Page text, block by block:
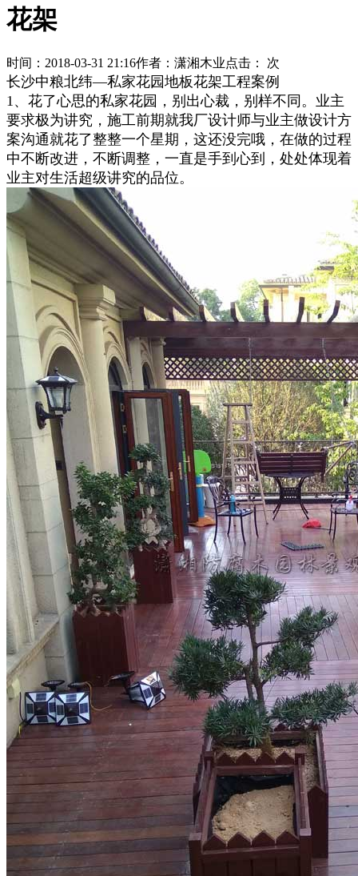
花架
时间： 2018-03-31 21:16作者： 潇湘木业点击： 次
长沙中粮北纬—私家花园地板花架工程案例
1、花了心思的私家花园，别出心裁，别样不同。业主
要求极为讲究，施工前期就我厂设计师与业主做设计方
案沟通就花了整整一个星期，这还没完哦，在做的过程
中不断改进，不断调整，一直是手到心到，处处体现着
业主对生活超级讲究的品位。